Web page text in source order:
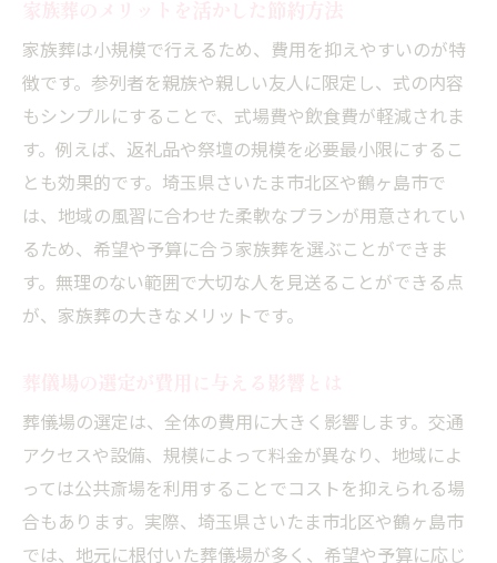
家族葬は小規模で行えるため、費用を抑えやすいのが特
徴です。参列者を親族や親しい友人に限定し、式の内容
もシンプルにすることで、式場費や飲食費が軽減されま
す。例えば、返礼品や祭壇の規模を必要最小限にするこ
とも効果的です。埼玉県さいたま市北区や鶴ヶ島市で
は、地域の風習に合わせた柔軟なプランが用意されてい
るため、希望や予算に合う家族葬を選ぶことができま
す。無理のない範囲で大切な人を見送ることができる点
が、家族葬の大きなメリットです。
葬儀場の選定は、全体の費用に大きく影響します。交通
アクセスや設備、規模によって料金が異なり、地域によ
っては公共斎場を利用することでコストを抑えられる場
合もあります。実際、埼玉県さいたま市北区や鶴ヶ島市
では、地元に根付いた葬儀場が多く、希望や予算に応じ